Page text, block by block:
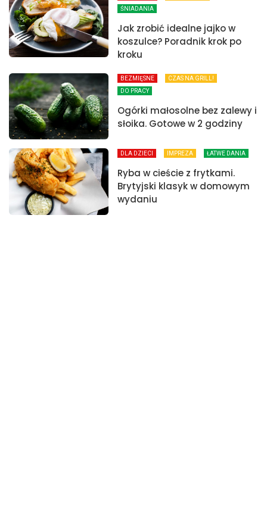
ŚNIADANIA
Jak zrobić idealne jajko w
koszulce? Poradnik krok po
kroku
BEZMIĘSNE
CZAS NA GRILL!
DO PRACY
Ogórki małosolne bez zalewy i
słoika. Gotowe w 2 godziny
DLA DZIECI IMPREZA ŁATWE DANIA
Ryba w cieście z frytkami.
Brytyjski klasyk w domowym
wydaniu